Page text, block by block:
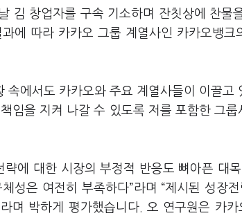
김 창업자를 구속 기소하며 잔칫상에 찬물
에 따라 카카오 그룹 계열사인 카카오뱅크
속에서도 카카오와 주요 계열사들이 이끌고
임을 지켜 나갈 수 있도록 저를 포함한 그
략에 대한 시장의 부정적 반응도 뼈아픈 대
성은 여전히 부족하다”라며 “제시된 성장
며 박하게 평가했습니다.오 연구원은 카